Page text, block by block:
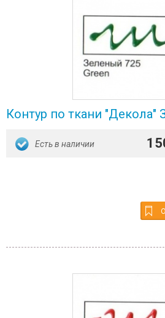
Контур по ткани "Декола"
Есть в наличии